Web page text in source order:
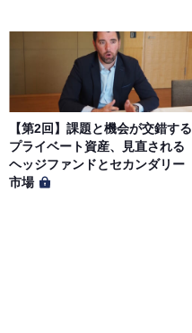
【第2回】課題と機会が交錯する
プライベート資産、見直される
ヘッジファンドとセカンダリー
市場